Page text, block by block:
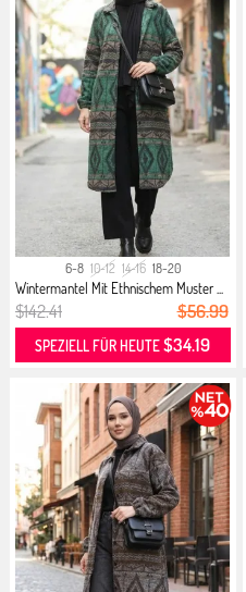
6-8 10-12 14-16 18-20
Wintermantel Mit Ethnischem Muster ...
$142.41 $56.99
SPEZIELL FÜR HEUTE$34.19